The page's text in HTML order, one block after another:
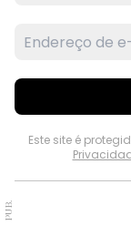
Este site é
PUB.